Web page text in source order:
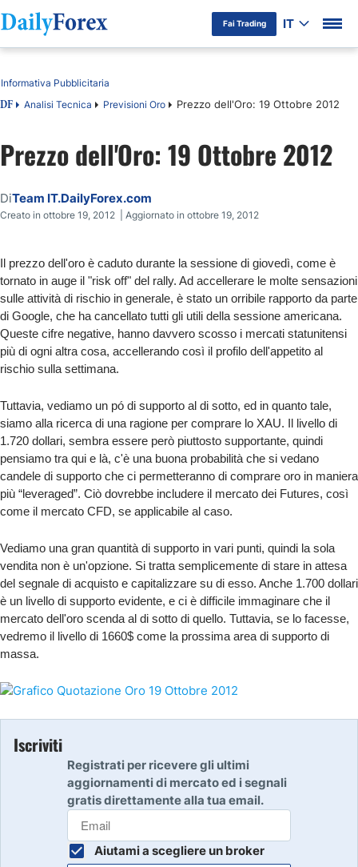
Fai Trading IT
Indice
DF Analisi Tecnica Previsioni Oro Prezzo dell'Oro: 19 Ottobre 2012
Informativa Pubblicitaria
Prezzo dell'Oro: 19 Ottobre 2012
DiTeam IT.DailyForex.com
Creato in ottobre 19, 2012 | Aggiornato in ottobre 19, 2012
Il prezzo dell'oro è caduto durante la sessione di giovedì, come è
tornato in auge il "risk off" del rally. Ad accellerare le molte sensazioni
sulle attività di rischio in generale, è stato un orribile rapporto da parte
di Google, che ha cancellato tutti gli utili della sessione americana.
Queste cifre negative, hanno davvero scosso i mercati statunitensi
più di ogni altra cosa, accellerando così il profilo dell'appetito al
rischio sulla settimana.
Tuttavia, vediamo un pó di supporto al di sotto, ed in quanto tale,
siamo alla ricerca di una ragione per comprare lo XAU. Il livello di
1.720 dollari, sembra essere però piuttosto supportante, quindi
pensiamo tra qui e là, c'è una buona probabilità che si vedano
candele di supporto che ci permetteranno di comprare oro in maniera
più “leveraged”. Ciò dovrebbe includere il mercato dei Futures, così
come il mercato CFD, se applicabile al caso.
Vediamo una gran quantità di supporto in vari punti, quindi la sola
vendita non è un'opzione. Si tratta semplicemente di stare in attesa
del segnale di acquisto e capitalizzare su di esso. Anche 1.700 dollari
è un livello di supporto evidente, e ci è difficile immaginare che il
mercato dell'oro scenda al di sotto di quello. Tuttavia, se lo facesse,
vedremo il livello di 1660$ come la prossima area di supporto di
massa.
Iscriviti
Registrati per ricevere gli ultimi
aggiornamenti di mercato ed i segnali
gratis direttamente alla tua email.
Aiutami a scegliere un broker